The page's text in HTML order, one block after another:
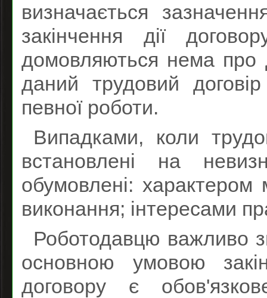
визначається
закінчення дії
домовляються нема про
даний трудовий
певної роботи.
Випадками, коли
встановлені на
обумовлені: характером
виконання; інтересами
Роботодавцю важливо
основною умовою
договору є